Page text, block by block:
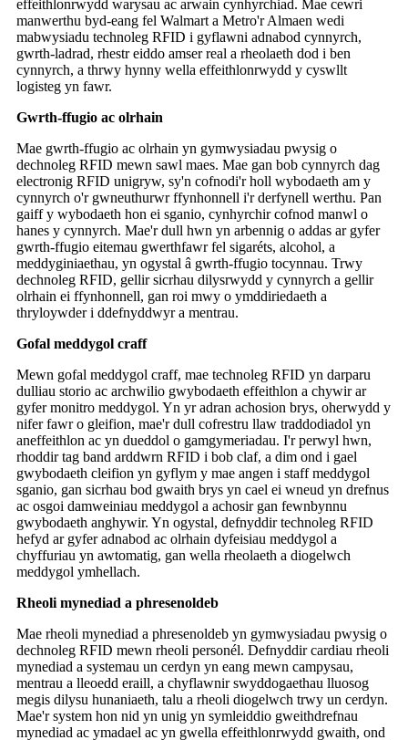
effeithlonrwydd warysau ac arwain cynhyrchiad. Mae cewri
manwerthu byd-eang fel Walmart a Metro'r Almaen wedi
mabwysiadu technoleg RFID i gyflawni adnabod cynnyrch,
gwrth-ladrad, rhestr eiddo amser real a rheolaeth dod i ben
cynnyrch, a thrwy hynny wella effeithlonrwydd y cyswllt
logisteg yn fawr.
Gwrth-ffugio ac olrhain
Mae gwrth-ffugio ac olrhain yn gymwysiadau pwysig o
dechnoleg RFID mewn sawl maes. Mae gan bob cynnyrch dag
electronig RFID unigryw, sy'n cofnodi'r holl wybodaeth am y
cynnyrch o'r gwneuthurwr ffynhonnell i'r derfynell werthu. Pan
gaiff y wybodaeth hon ei sganio, cynhyrchir cofnod manwl o
hanes y cynnyrch. Mae'r dull hwn yn arbennig o addas ar gyfer
gwrth-ffugio eitemau gwerthfawr fel sigaréts, alcohol, a
meddyginiaethau, yn ogystal â gwrth-ffugio tocynnau. Trwy
dechnoleg RFID, gellir sicrhau dilysrwydd y cynnyrch a gellir
olrhain ei ffynhonnell, gan roi mwy o ymddiriedaeth a
thryloywder i ddefnyddwyr a mentrau.
Gofal meddygol craff
Mewn gofal meddygol craff, mae technoleg RFID yn darparu
dulliau storio ac archwilio gwybodaeth effeithlon a chywir ar
gyfer monitro meddygol. Yn yr adran achosion brys, oherwydd y
nifer fawr o gleifion, mae'r dull cofrestru llaw traddodiadol yn
aneffeithlon ac yn dueddol o gamgymeriadau. I'r perwyl hwn,
rhoddir tag band arddwrn RFID i bob claf, a dim ond i gael
gwybodaeth cleifion yn gyflym y mae angen i staff meddygol
sganio, gan sicrhau bod gwaith brys yn cael ei wneud yn drefnus
ac osgoi damweiniau meddygol a achosir gan fewnbynnu
gwybodaeth anghywir. Yn ogystal, defnyddir technoleg RFID
hefyd ar gyfer adnabod ac olrhain dyfeisiau meddygol a
chyffuriau yn awtomatig, gan wella rheolaeth a diogelwch
meddygol ymhellach.
Rheoli mynediad a phresenoldeb
Mae rheoli mynediad a phresenoldeb yn gymwysiadau pwysig o
dechnoleg RFID mewn rheoli personél. Defnyddir cardiau rheoli
mynediad a systemau un cerdyn yn eang mewn campysau,
mentrau a lleoedd eraill, a chyflawnir swyddogaethau lluosog
megis dilysu hunaniaeth, talu a rheoli diogelwch trwy un cerdyn.
Mae'r system hon nid yn unig yn symleiddio gweithdrefnau
mynediad ac ymadael ac yn gwella effeithlonrwydd gwaith, ond